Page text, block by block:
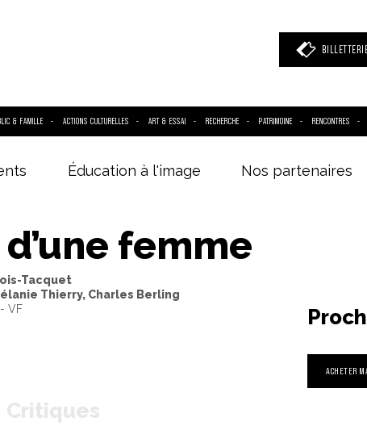
& FAMILLE ACTIONS CULTURELLES ART & ESSAI RECHERCHE PATRIMOINE RENCONTRES
Éducation à l'image Nos partenaires
femme
Tacquet
Thierry, Charles Berling
VF
ACHETER